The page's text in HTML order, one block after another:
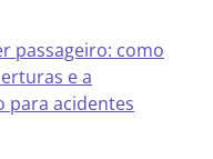
passageiro: como
e a
para acidentes